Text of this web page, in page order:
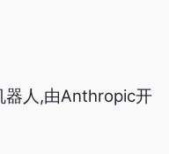
不实或不适宜的回
本输入与Claude进